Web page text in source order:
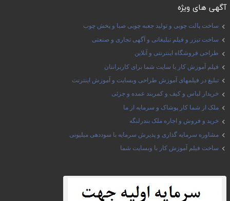
آگهی های ویژه
ساخت پالت چوبی و تولید جعبه چوبی صبا و پخش چوب
ساخت تیزر و فیلم تبلیغاتی و آگهی تجاری و صنعتی
طراحی فروشگاه اینترنتی و آنلاین
فیلم آموزش کار با سایت شما برای کاربرانتان
تبلیغ در فیلمهای آموزش طراحی وبسایت و آموزش اینترنت
خریدار لباس و کیف و کمربند عمده و جزئی
ملک از شما کار پوشاک و سرمایه از ما
خرید و فروش و اجاره ملک بندرلنگه
مشاوره سرمایه گذاری و پذیرش سرمایه با سوددهی میلیونی
ساخت فیلم آموزش کار با وبسایت شما